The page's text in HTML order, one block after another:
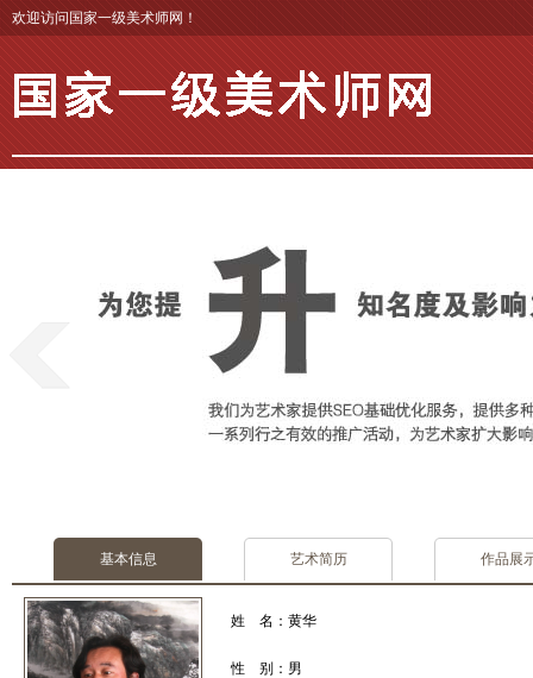
欢迎访问国家一级美术师网！
基本信息 艺术简历 作品展
姓 名：黄华
性 别：男